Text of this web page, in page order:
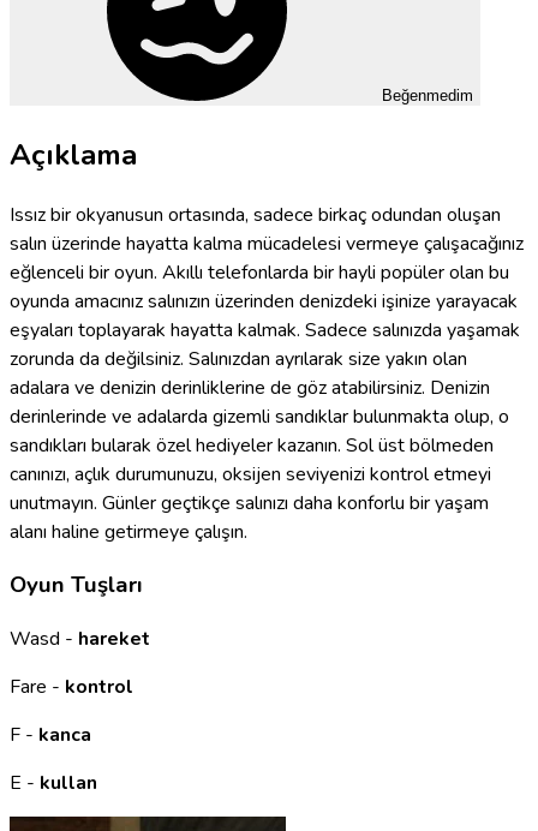
Beğenmedim
Açıklama
Issız bir okyanusun ortasında, sadece birkaç odundan oluşan
salın üzerinde hayatta kalma mücadelesi vermeye çalışacağınız
eğlenceli bir oyun. Akıllı telefonlarda bir hayli popüler olan bu
oyunda amacınız salınızın üzerinden denizdeki işinize yarayacak
eşyaları toplayarak hayatta kalmak. Sadece salınızda yaşamak
zorunda da değilsiniz. Salınızdan ayrılarak size yakın olan
adalara ve denizin derinliklerine de göz atabilirsiniz. Denizin
derinlerinde ve adalarda gizemli sandıklar bulunmakta olup, o
sandıkları bularak özel hediyeler kazanın. Sol üst bölmeden
canınızı, açlık durumunuzu, oksijen seviyenizi kontrol etmeyi
unutmayın. Günler geçtikçe salınızı daha konforlu bir yaşam
alanı haline getirmeye çalışın.
Oyun Tuşları
Wasd - hareket
Fare - kontrol
F - kanca
E - kullan